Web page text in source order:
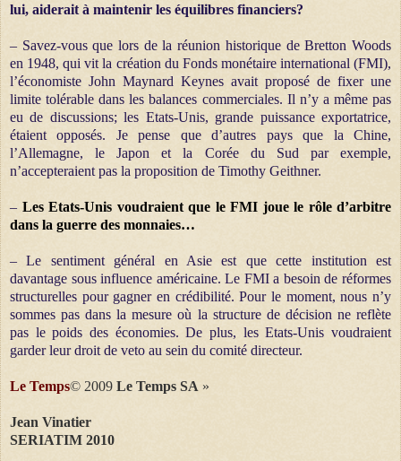
lui, aiderait à maintenir les équilibres financiers?
– Savez-vous que lors de la réunion historique de Bretton Woods
en 1948, qui vit la création du Fonds monétaire international (FMI),
l’économiste John Maynard Keynes avait proposé de fixer une
limite tolérable dans les balances commerciales. Il n’y a même pas
eu de discussions; les Etats-Unis, grande puissance exportatrice,
étaient opposés. Je pense que d’autres pays que la Chine,
l’Allemagne, le Japon et la Corée du Sud par exemple,
n’accepteraient pas la proposition de Timothy Geithner.
– Les Etats-Unis voudraient que le FMI joue le rôle d’arbitre
dans la guerre des monnaies…
– Le sentiment général en Asie est que cette institution est
davantage sous influence américaine. Le FMI a besoin de réformes
structurelles pour gagner en crédibilité. Pour le moment, nous n’y
sommes pas dans la mesure où la structure de décision ne reflète
pas le poids des économies. De plus, les Etats-Unis voudraient
garder leur droit de veto au sein du comité directeur.
Le Temps© 2009 Le Temps SA »
Jean Vinatier
SERIATIM 2010